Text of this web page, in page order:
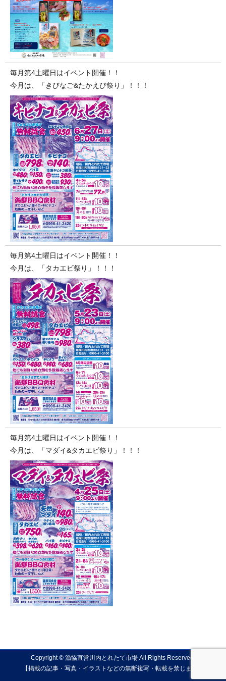
毎月第4土曜日はイベント開催！！
今月は、「きびなご&たかえび祭り」！！！
毎月第4土曜日はイベント開催！！
今月は、「タカエビ祭り」！！！
毎月第4土曜日はイベント開催！！
今月は、「マダイ&タカエビ祭り」！！！
Copyright © 漁協直営川内とれたて市場 All Rights Reserved.
【掲載の記事・写真・イラストなどの無断複写・転載を禁じます】